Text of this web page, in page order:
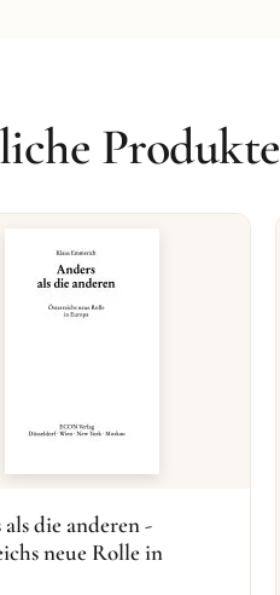
Produkte
die anderen -
neue Rolle in